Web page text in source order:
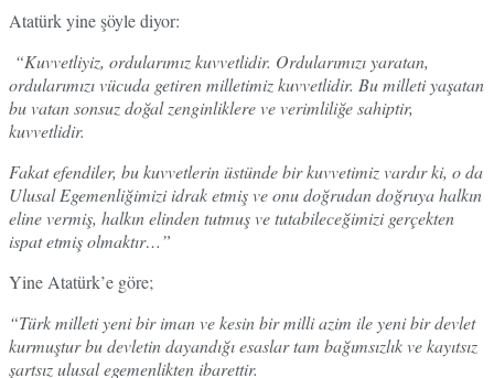
Atatürk yine şöyle diyor:
“Kuvvetliyiz, ordularımız kuvvetlidir. Ordularımızı yaratan,
ordularımızı vücuda getiren milletimiz kuvvetlidir. Bu milleti yaşatan
bu vatan sonsuz doğal zenginliklere ve verimliliğe sahiptir,
kuvvetlidir.
Fakat efendiler, bu kuvvetlerin üstünde bir kuvvetimiz vardır ki, o da
Ulusal Egemenliğimizi idrak etmiş ve onu doğrudan doğruya halkın
eline vermiş, halkın elinden tutmuş ve tutabileceğimizi gerçekten
ispat etmiş olmaktır…”
Yine Atatürk’e göre;
“Türk milleti yeni bir iman ve kesin bir milli azim ile yeni bir devlet
kurmuştur bu devletin dayandığı esaslar tam bağımsızlık ve kayıtsız
şartsız ulusal egemenlikten ibarettir.